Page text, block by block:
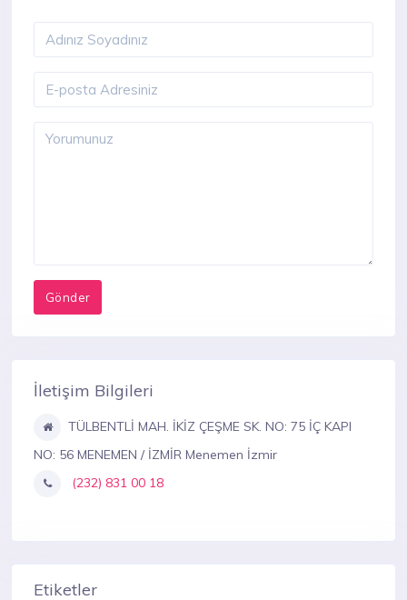
İletişim Bilgileri
TÜLBENTLİ MAH. İKİZ ÇEŞME SK. NO: 75 İÇ KAPI
NO: 56 MENEMEN / İZMİR Menemen İzmir
(232) 831 00 18
Etiketler